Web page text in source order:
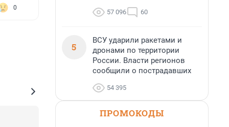
0
57 096 60
5
ВСУ ударили ракетами и
дронами по территории
России. Власти регионов
сообщили о пострадавших
54 395
ПРОМОКОДЫ